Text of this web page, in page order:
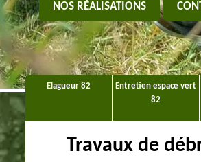
NOS RÉALISATIONS
Elagueur 82
Entretien espace vert
82
Travaux de